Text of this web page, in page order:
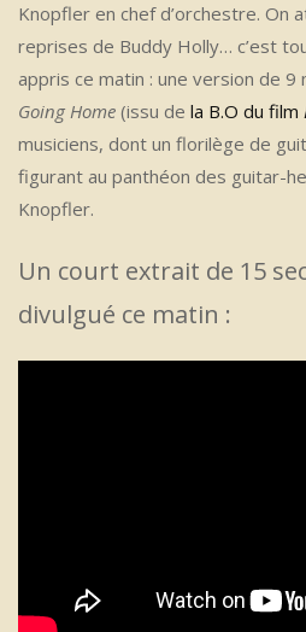
Knopfler en chef d’orchestre. On
reprises de Buddy Holly… c’est
appris ce matin : une version de 9
Going Home (issu de la B.O du film
musiciens, dont un florilège de
figurant au panthéon des guitar-
Knopfler.
Un court extrait de 15
divulgué ce matin :